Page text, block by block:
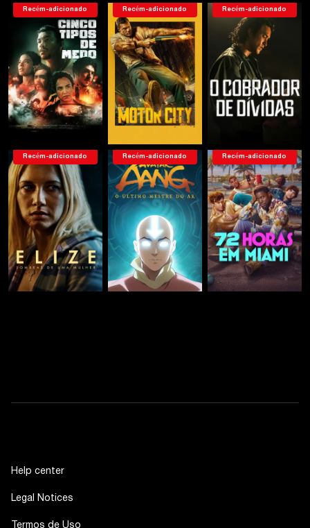
Recém-adicionado Recém-adicionado Recém-adicionado
Recém-adicionado Recém-adicionado Recém-adicionado
Help center
Legal Notices
Termos de Uso